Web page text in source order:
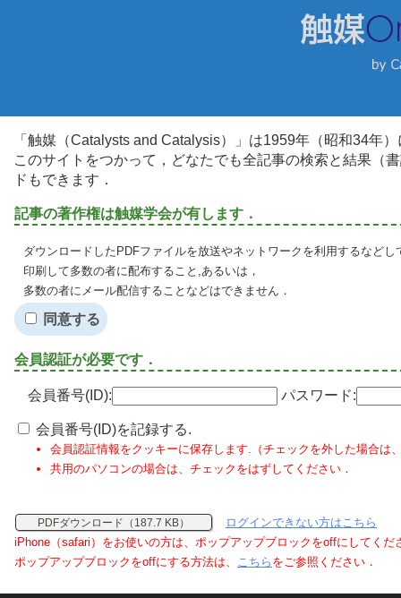
「触媒（Catalysts and Catalysis）」は1959年（昭和34年
このサイトをつかって，どなたでも全記事の検索と結果（
ドもできます．
記事の著作権は触媒学会が有します．
ダウンロードしたPDFファイルを放送やネットワークを利用するなど
印刷して多数の者に配布すること,あるいは，
多数の者にメール配信することなどはできません．
同意する
会員認証が必要です．
会員番号(ID): パスワード:
会員番号(ID)を記録する.
会員認証情報をクッキーに保存します.（チェックを外した場合は
共用のパソコンの場合は、チェックをはずしてください．
PDFダウンロード（187.7 KB）
ログインできない方はこちら
iPhone（safari）をお使いの方は、ポップアップブロックをoffにしてくだ
ポップアップブロックをoffにする方法は、 こちら をご参照ください．